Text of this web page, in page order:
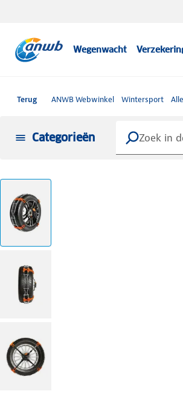
Wegenwacht
Terug ANWB Webwinkel Wintersport
Categorieën